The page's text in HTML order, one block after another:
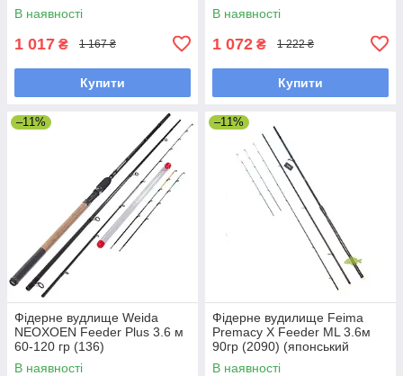
В наявності
1 017 ₴ 1 167 ₴
Купити
В наявності
1 072 ₴ 1 222 ₴
Купити
–11%
Фідерне вудлище Weida
NEOXOEN Feeder Plus 3.6 м
60-120 гр (136)
В наявності
–11%
Фідерне вудилище Feima
Premacy X Feeder ML 3.6м
90гр (2090) (японський
карбон, кільця серії «K»)
В наявності